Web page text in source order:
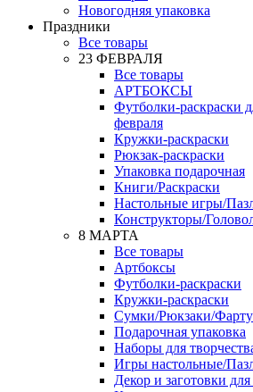
Новогодняя упаковка
Праздники
Все товары
23 ФЕВРАЛЯ
Все товары
АРТБОКСЫ
Футболки-раскраски
февраля
Кружки-раскраски
Рюкзак-раскраски
Упаковка подарочная
Книги/Раскраски
Настольные игры/
Конструкторы/
8 МАРТА
Все товары
Артбоксы
Футболки-раскраски
Кружки-раскраски
Сумки/Рюкзаки/
Подарочная упаковка
Наборы для
Игры настольные/
Декор и заготовки